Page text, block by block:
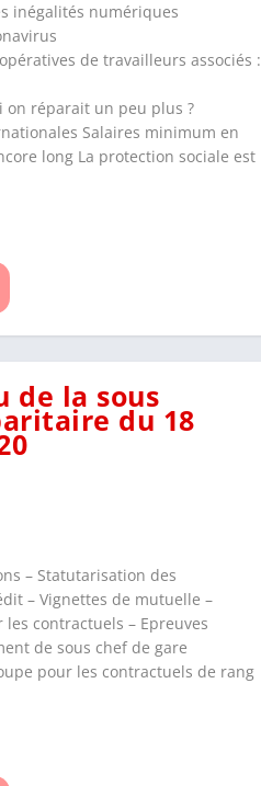
inégalités numériques
de travailleurs associés :
on réparait un peu plus ?
Salaires minimum en
long La protection sociale est
de la sous
du 18
– Statutarisation des
– Vignettes de mutuelle –
contractuels – Epreuves
de sous chef de gare
pour les contractuels de rang